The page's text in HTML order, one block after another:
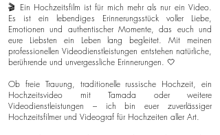
🎬 Ein Hochzeitsfilm ist für mich mehr als nur ein Video.
Es ist ein lebendiges Erinnerungsstück voller Liebe,
Emotionen und authentischer Momente, das euch und
eure Liebsten ein Leben lang begleitet. Mit meinen
professionellen Videodienstleistungen entstehen natürliche,
berührende und unvergessliche Erinnerungen. 🤍
Ob freie Trauung, traditionelle russische Hochzeit, ein
Hochzeitsvideo mit Tamada oder weitere
Videodienstleistungen – ich bin euer zuverlässiger
Hochzeitsfilmer und Videograf für Hochzeiten aller Art.